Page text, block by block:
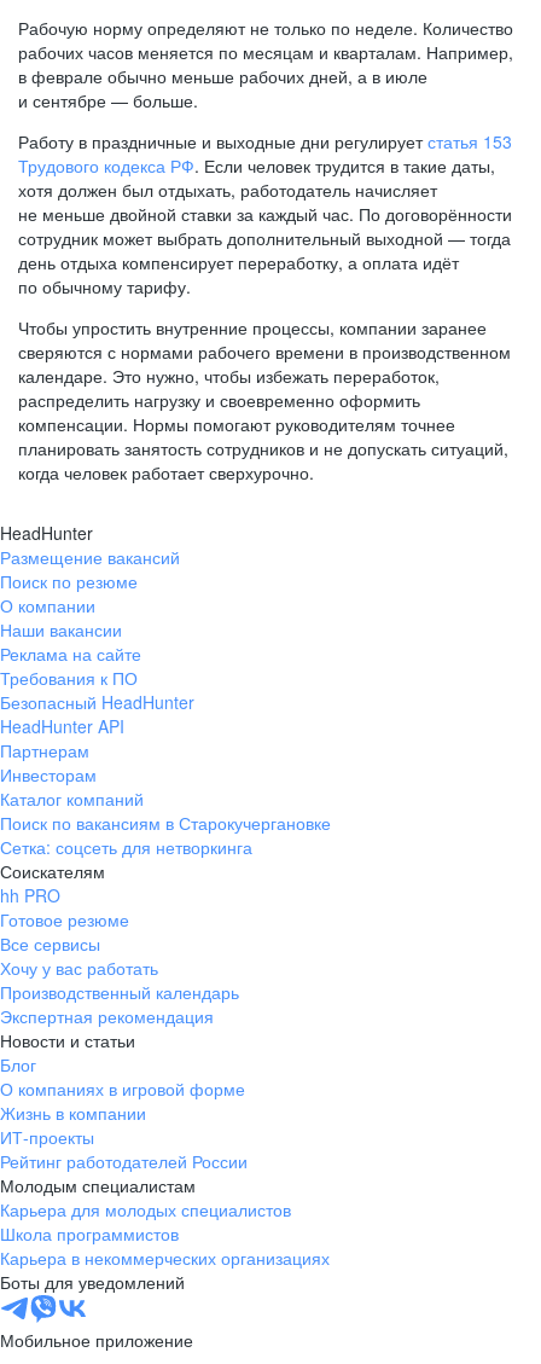
Рабочую норму определяют не только по неделе. Количество
рабочих часов меняется по месяцам и кварталам. Например,
в феврале обычно меньше рабочих дней, а в июле
и сентябре — больше.
Работу в праздничные и выходные дни регулируетстатья 153
Трудового кодекса РФ. Если человек трудится в такие даты,
хотя должен был отдыхать, работодатель начисляет
не меньше двойной ставки за каждый час. По договорённости
сотрудник может выбрать дополнительный выходной — тогда
день отдыха компенсирует переработку, а оплата идёт
по обычному тарифу.
Чтобы упростить внутренние процессы, компании заранее
сверяются с нормами рабочего времени в производственном
календаре. Это нужно, чтобы избежать переработок,
распределить нагрузку и своевременно оформить
компенсации. Нормы помогают руководителям точнее
планировать занятость сотрудников и не допускать ситуаций,
когда человек работает сверхурочно.
HeadHunter
Размещение вакансий
Поиск по резюме
О компании
Наши вакансии
Реклама на сайте
Требования к ПО
Безопасный HeadHunter
HeadHunter API
Партнерам
Инвесторам
Каталог компаний
Поиск по вакансиям в Старокучергановке
Сетка: соцсеть для нетворкинга
Соискателям
hh PRO
Готовое резюме
Все сервисы
Хочу у вас работать
Производственный календарь
Экспертная рекомендация
Новости и статьи
Блог
О компаниях в игровой форме
Жизнь в компании
ИТ-проекты
Рейтинг работодателей России
Молодым специалистам
Карьера для молодых специалистов
Школа программистов
Карьера в некоммерческих организациях
Боты для уведомлений
Мобильное приложение